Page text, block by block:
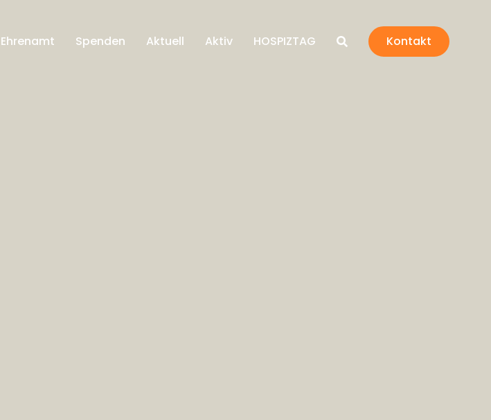
Ehrenamt Spenden Aktuell Aktiv HOSPIZTAG Kontakt